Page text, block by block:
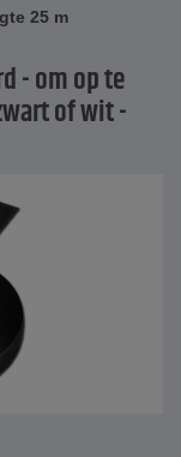
25 m
- om op te
of wit -